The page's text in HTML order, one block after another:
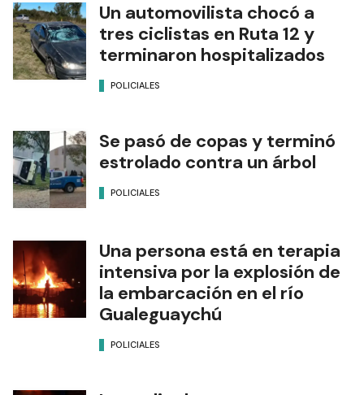
Un automovilista chocó a
tres ciclistas en Ruta 12 y
terminaron hospitalizados
POLICIALES
Se pasó de copas y terminó
estrolado contra un árbol
POLICIALES
Una persona está en terapia
intensiva por la explosión de
la embarcación en el río
Gualeguaychú
POLICIALES